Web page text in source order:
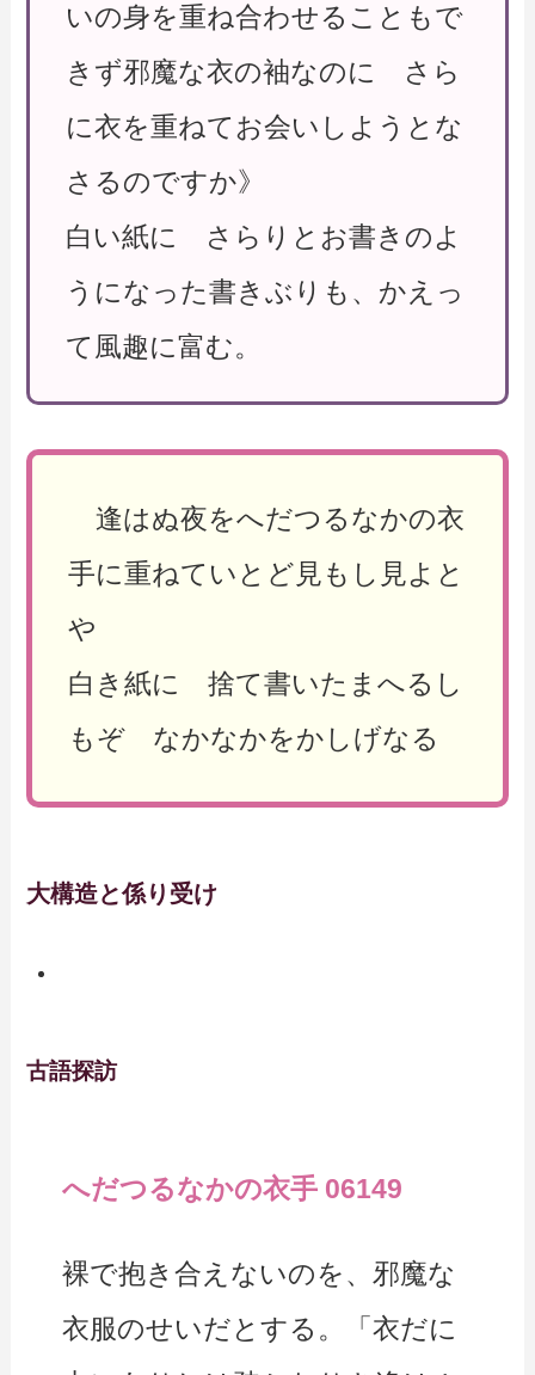
いの身を重ね合わせることもで
きず邪魔な衣の袖なのに さら
に衣を重ねてお会いしようとな
さるのですか》
白い紙に さらりとお書きのよ
うになった書きぶりも、かえっ
て風趣に富む。
逢はぬ夜をへだつるなかの衣
手に重ねていとど見もし見よと
や
白き紙に 捨て書いたまへるし
もぞ なかなかをかしげなる
大構造と係り受け
古語探訪
へだつるなかの衣手 06149
裸で抱き合えないのを、邪魔な
衣服のせいだとする。「衣だに